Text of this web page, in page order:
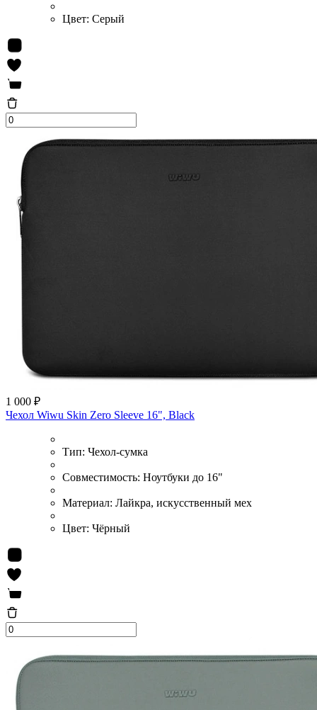
Цвет: Серый
1 000 ₽
Чехол Wiwu Skin Zero Sleeve 16", Black
Тип: Чехол-сумка
Совместимость: Ноутбуки до 16"
Материал: Лайкра, искусственный мех
Цвет: Чёрный